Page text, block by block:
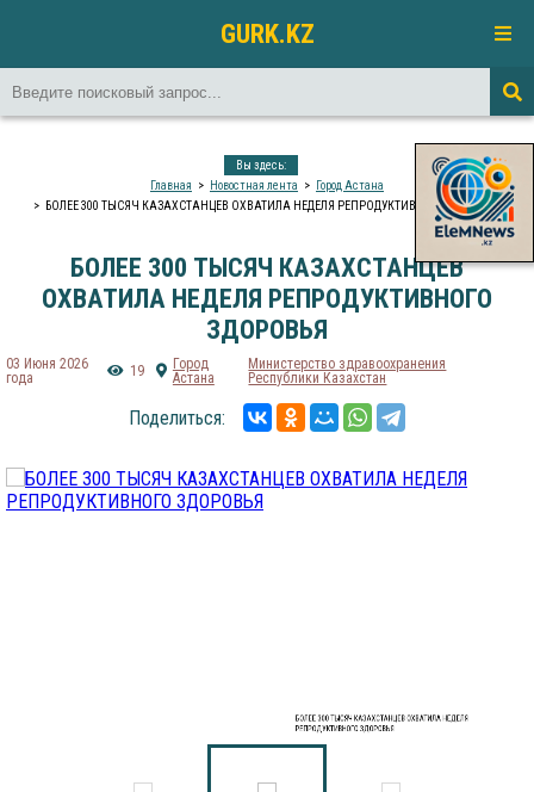
GURK.KZ
Вы здесь:
Главная
Новостная лента
Город Астана
БОЛЕЕ 300 ТЫСЯЧ КАЗАХСТАНЦЕВ ОХВАТИЛА НЕДЕЛЯ РЕПРОДУКТИВНОГО ЗДОРОВЬЯ
БОЛЕЕ 300 ТЫСЯЧ КАЗАХСТАНЦЕВ
ОХВАТИЛА НЕДЕЛЯ РЕПРОДУКТИВНОГО
ЗДОРОВЬЯ
03 Июня 2026
года
19
Город
Астана
Министерство здравоохранения
Республики Казахстан
Поделиться:
БОЛЕЕ 300 ТЫСЯЧ КАЗАХСТАНЦЕВ ОХВАТИЛА НЕДЕЛЯ
РЕПРОДУКТИВНОГО ЗДОРОВЬЯ